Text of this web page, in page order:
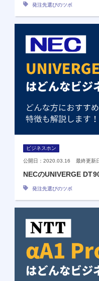
発注先選びのツボ
ビジネスホン
公開日：2020.03.16 最終更新
NECのUNIVERGE
発注先選びのツボ